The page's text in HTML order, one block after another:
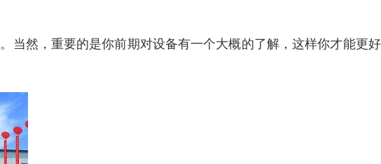
当然，重要的是你前期对设备有一个大概的了解，这样你才能更